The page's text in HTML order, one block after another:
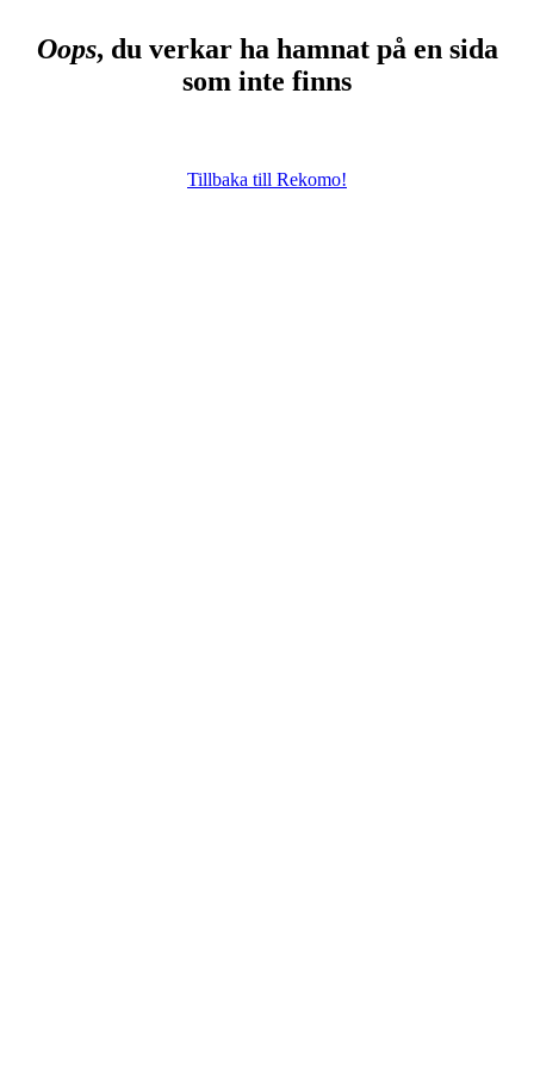
Oops, du verkar ha hamnat på en sida
som inte finns
Tillbaka till Rekomo!